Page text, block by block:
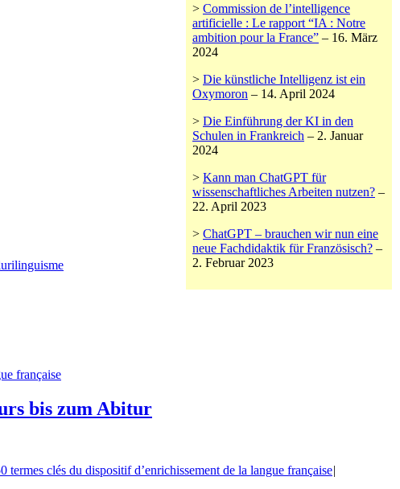
> Commission de l’intelligence
artificielle : Le rapport “IA : Notre
ambition pour la France” – 16. März
2024
> Die künstliche Intelligenz ist ein
Oxymoron – 14. April 2024
> Die Einführung der KI in den
Schulen in Frankreich – 2. Januar
2024
> Kann man ChatGPT für
wissenschaftliches Arbeiten nutzen? –
22. April 2023
> ChatGPT – brauchen wir nun eine
neue Fachdidaktik für Französisch? –
2. Februar 2023
française
bis zum Abitur
termes clés du dispositif d’enrichissement de la langue française|